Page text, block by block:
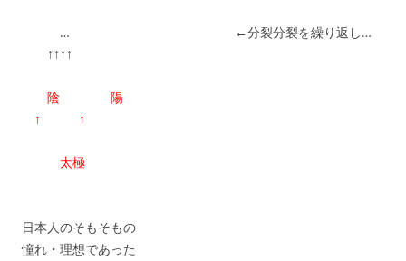
… ←分裂分裂を繰り返し…
↑↑↑↑
陰 陽
↑ ↑
太極
日本人のそもそもの
憧れ・理想であった